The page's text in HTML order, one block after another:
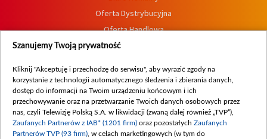
Oferta Dystrybucyjna
Oferta Handlowa
Dostępność
Procedura zgłoszeń wewnętrznych
Szanujemy Twoją prywatność
Kliknij "Akceptuję i przechodzę do serwisu", aby wyrazić zgody na
korzystanie z technologii automatycznego śledzenia i zbierania danych,
dostęp do informacji na Twoim urządzeniu końcowym i ich
przechowywanie oraz na przetwarzanie Twoich danych osobowych przez
nas, czyli Telewizję Polską S.A. w likwidacji (zwaną dalej również „TVP”),
Zaufanych Partnerów z IAB* (1201 firm) oraz pozostałych Zaufanych
Partnerów TVP (93 firm) , w celach marketingowych (w tym do